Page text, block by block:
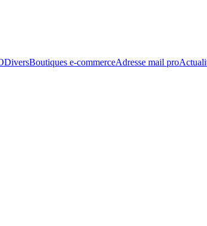
DiversBoutiques e-commerceAdresse mail pro